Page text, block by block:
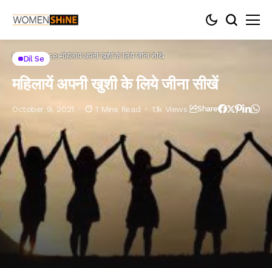
Home Dil se महिलायें अपनी खुशी के लिये जीना सीखें
Dil Se
महिलायें अपनी खुशी के लिये जीना सीखें
October 9, 2021 1 Mins Read 1.1k Views Share